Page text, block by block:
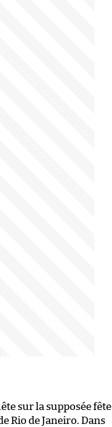
sur la supposée fête
Rio de Janeiro. Dans